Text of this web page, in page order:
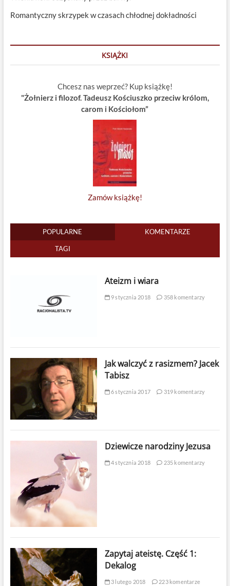
Romantyczny skrzypek w czasach chłodnej dokładności
KSIĄŻKI
Chcesz nas weprzeć? Kup książkę!
"Żołnierz i filozof. Tadeusz Kościuszko przeciw królom,
carom i Kościołom”
Zamów książkę!
POPULARNE KOMENTARZE
TAGI
Ateizm i wiara
9 stycznia 2018 358 komentarzy
Jak walczyć z rasizmem? Jacek
Tabisz
6 stycznia 2017 319 komentarzy
Dziewicze narodziny Jezusa
4 stycznia 2018 235 komentarzy
Zapytaj ateistę. Część 1:
Dekalog
3 lutego 2018 223 komentarze